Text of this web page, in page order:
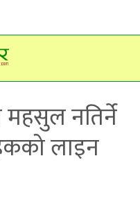
महसुल नतिर्ने
लाइन